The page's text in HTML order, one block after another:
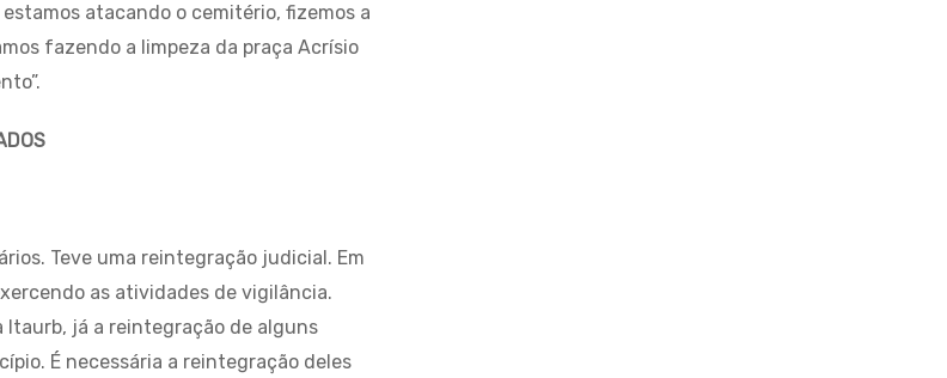
atacando o cemitério, fizemos a
fazendo a limpeza da praça Acrísio
Teve uma reintegração judicial. Em
as atividades de vigilância.
já a reintegração de alguns
É necessária a reintegração deles